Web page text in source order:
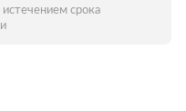
срока